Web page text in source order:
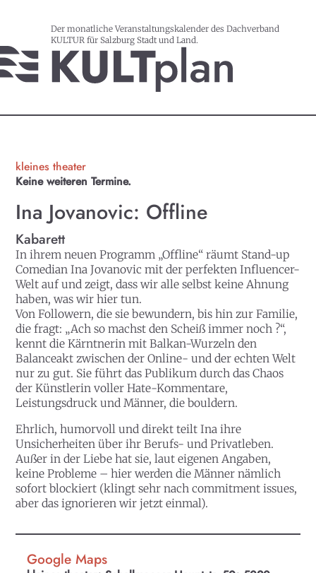
Der monatliche Veranstaltungskalender des Dachverband
KULTUR für Salzburg Stadt und Land.
kleines theater
Keine weiteren Termine.
Ina Jovanovic: Offline
Kabarett
In ihrem neuen Programm „Offline“ räumt Stand-up
Comedian Ina Jovanovic mit der perfekten Influencer-
Welt auf und zeigt, dass wir alle selbst keine Ahnung
haben, was wir hier tun.
Von Followern, die sie bewundern, bis hin zur Familie,
die fragt: „Ach so machst den Scheiß immer noch ?“,
kennt die Kärntnerin mit Balkan-Wurzeln den
Balanceakt zwischen der Online- und der echten Welt
nur zu gut. Sie führt das Publikum durch das Chaos
der Künstlerin voller Hate-Kommentare,
Leistungsdruck und Männer, die bouldern.
Ehrlich, humorvoll und direkt teilt Ina ihre
Unsicherheiten über ihr Berufs- und Privatleben.
Außer in der Liebe hat sie, laut eigenen Angaben,
keine Probleme – hier werden die Männer nämlich
sofort blockiert (klingt sehr nach commitment issues,
aber das ignorieren wir jetzt einmal).
Google Maps